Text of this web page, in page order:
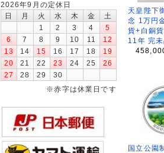
天皇陛下
念 1万円
貨+白銅
11年 完未
国立公園
2026年9月の定休日
日
月 火 水 木 金
土
1
2 3 4
5
6
7 8 9 10 11
12
13
14 15 16 17 18
19
20
21 22 23 24 25
26
27
28 29
30
※赤字は休業日です